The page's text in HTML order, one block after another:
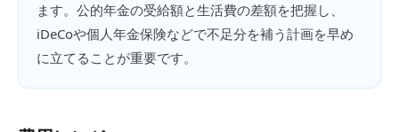
ます。公的年金の受給額と生活費の差額を把握し、
iDeCoや個人年金保険などで不足分を補う計画を早め
に立てることが重要です。